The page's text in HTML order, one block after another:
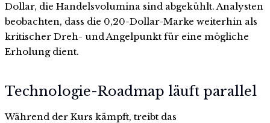
Dollar, die Handelsvolumina sind abgekühlt. Analysten
beobachten, dass die 0,20-Dollar-Marke weiterhin als
kritischer Dreh- und Angelpunkt für eine mögliche
Erholung dient.
Technologie-Roadmap läuft parallel
Während der Kurs kämpft, treibt das